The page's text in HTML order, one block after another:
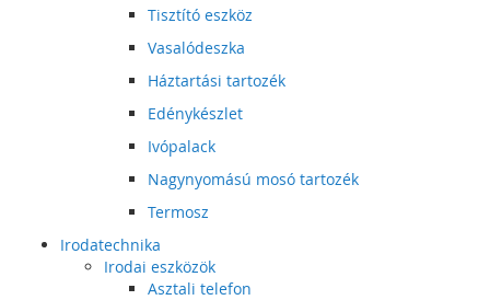
Tisztító eszköz
Vasalódeszka
Háztartási tartozék
Edénykészlet
Ivópalack
Nagynyomású mosó tartozék
Termosz
Irodatechnika
Irodai eszközök
Asztali telefon